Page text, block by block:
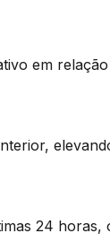
em
24 horas,